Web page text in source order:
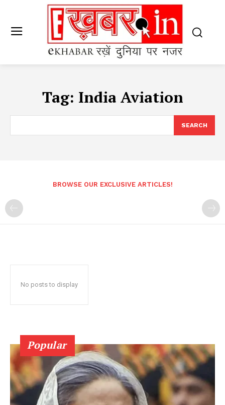
Tag: India Aviation
SEARCH
BROWSE OUR EXCLUSIVE ARTICLES!
No posts to display
Popular